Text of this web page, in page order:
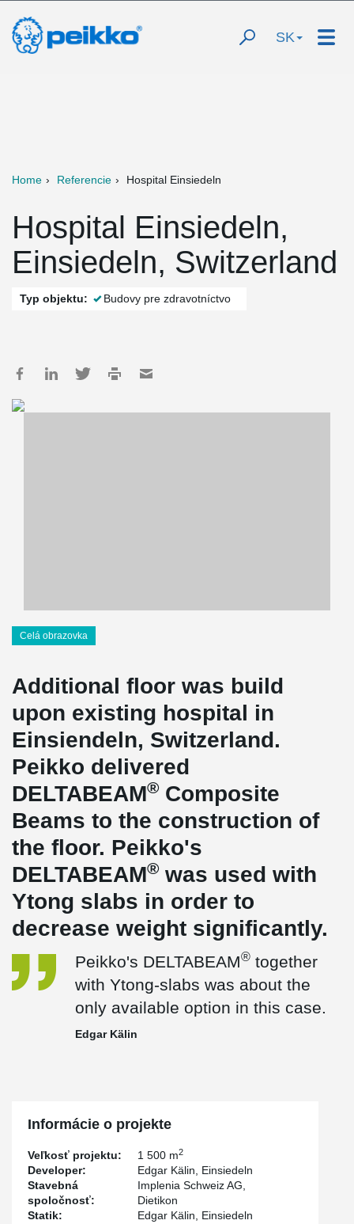
SK
Home Referencie Hospital Einsiedeln
Hospital Einsiedeln,
Einsiedeln, Switzerland
Typ objektu: Budovy pre zdravotníctvo
Celá obrazovka
Additional floor was build
upon existing hospital in
Einsiendeln, Switzerland.
Peikko delivered
DELTABEAM® Composite
Beams to the construction of
the floor. Peikko's
DELTABEAM® was used with
Ytong slabs in order to
decrease weight significantly.
Peikko's DELTABEAM® together
with Ytong-slabs was about the
only available option in this case.
Edgar Kälin
Informácie o projekte
Veľkosť projektu: 1 500 m2
Developer:
Edgar Kälin, Einsiedeln
Stavebná
spoločnosť:
Implenia Schweiz AG,
Dietikon
Statik:
Edgar Kälin, Einsiedeln